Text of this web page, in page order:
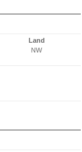
Land
NW